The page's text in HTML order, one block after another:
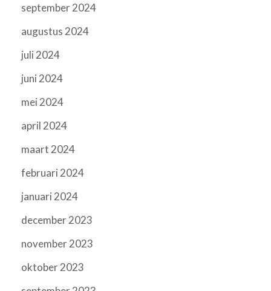
september 2024
augustus 2024
juli 2024
juni 2024
mei 2024
april 2024
maart 2024
februari 2024
januari 2024
december 2023
november 2023
oktober 2023